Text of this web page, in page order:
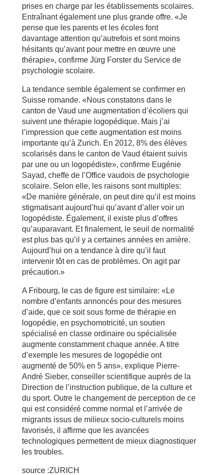
prises en charge par les établissements scolaires.
Entraînant également une plus grande offre. «Je
pense que les parents et les écoles font
davantage attention qu’autrefois et sont moins
hésitants qu’avant pour mettre en œuvre une
thérapie», confirme Jürg Forster du Service de
psychologie scolaire.
La tendance semble également se confirmer en
Suisse romande. «Nous constatons dans le
canton de Vaud une augmentation d’écoliers qui
suivent une thérapie logopédique. Mais j’ai
l’impression que cette augmentation est moins
importante qu’à Zurich. En 2012, 8% des élèves
scolarisés dans le canton de Vaud étaient suivis
par une ou un logopédiste», confirme Eugénie
Sayad, cheffe de l’Office vaudois de psychologie
scolaire. Selon elle, les raisons sont multiples:
«De manière générale, on peut dire qu’il est moins
stigmatisant aujourd’hui qu’avant d’aller voir un
logopédiste. Également, il existe plus d’offres
qu’auparavant. Et finalement, le seuil de normalité
est plus bas qu’il y a certaines années en arrière.
Aujourd’hui on a tendance à dire qu’il faut
intervenir tôt en cas de problèmes. On agit par
précaution.»
A Fribourg, le cas de figure est similaire: «Le
nombre d’enfants annoncés pour des mesures
d’aide, que ce soit sous forme de thérapie en
logopédie, en psychomotricité, un soutien
spécialisé en classe ordinaire ou spécialisée
augmente constamment chaque année. A titre
d’exemple les mesures de logopédie ont
augmenté de 50% en 5 ans», explique Pierre-
André Sieber, conseiller scientifique auprès de la
Direction de l’instruction publique, de la culture et
du sport. Outre le changement de perception de ce
qui est considéré comme normal et l’arrivée de
migrants issus de milieux socio-culturels moins
favorisés, il affirme que les avancées
technologiques permettent de mieux diagnostiquer
les troubles.
source :ZURICH